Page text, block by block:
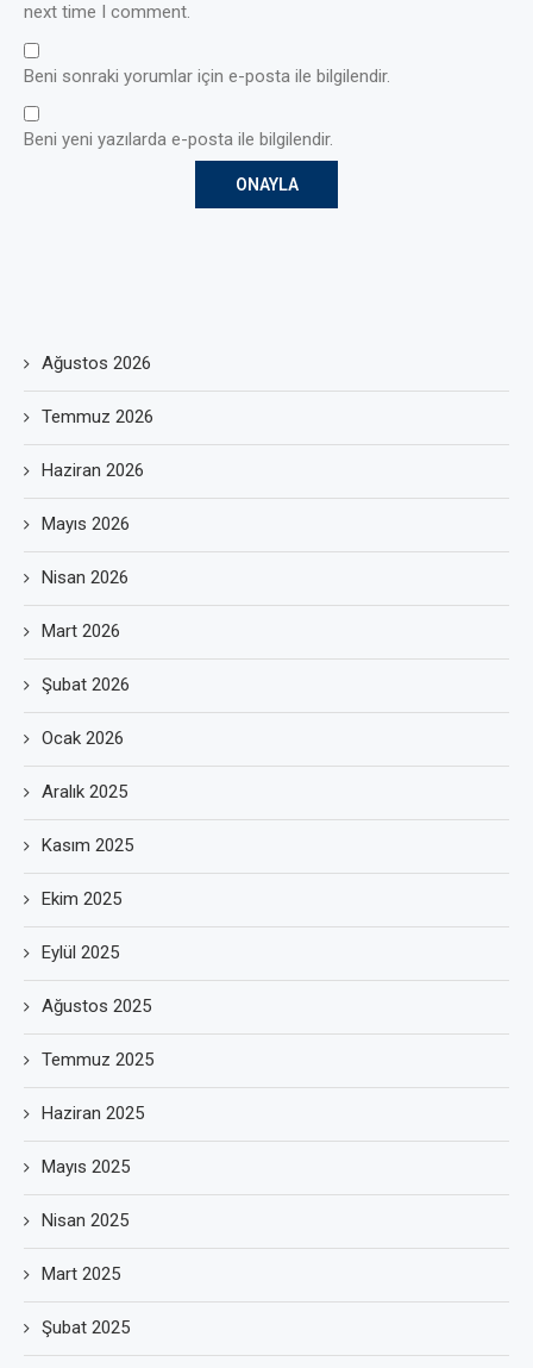
next time I comment.
Beni sonraki yorumlar için e-posta ile bilgilendir.
Beni yeni yazılarda e-posta ile bilgilendir.
Ağustos 2026
Temmuz 2026
Haziran 2026
Mayıs 2026
Nisan 2026
Mart 2026
Şubat 2026
Ocak 2026
Aralık 2025
Kasım 2025
Ekim 2025
Eylül 2025
Ağustos 2025
Temmuz 2025
Haziran 2025
Mayıs 2025
Nisan 2025
Mart 2025
Şubat 2025